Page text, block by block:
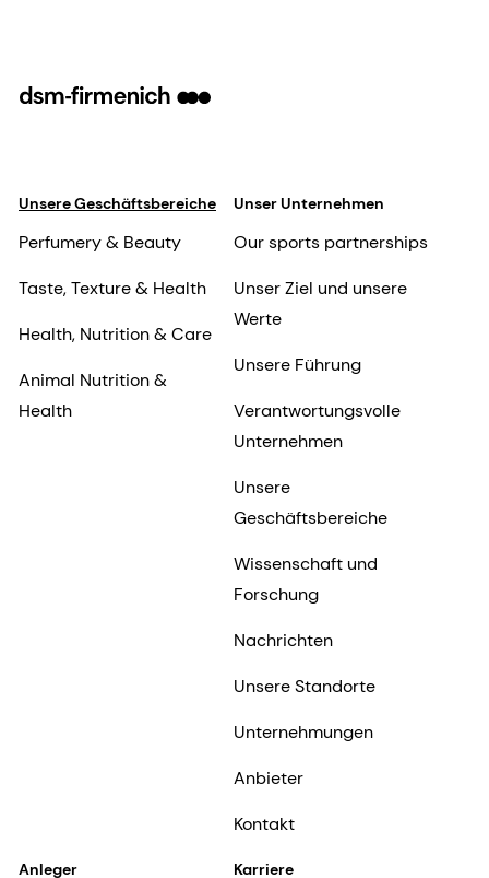
Unsere Geschäftsbereiche
Perfumery & Beauty
Taste, Texture & Health
Health, Nutrition & Care
Animal Nutrition &
Health
Unser Unternehmen
Our sports partnerships
Unser Ziel und unsere
Werte
Unsere Führung
Verantwortungsvolle
Unternehmen
Unsere
Geschäftsbereiche
Wissenschaft und
Forschung
Nachrichten
Unsere Standorte
Unternehmungen
Anbieter
Kontakt
Anleger Karriere